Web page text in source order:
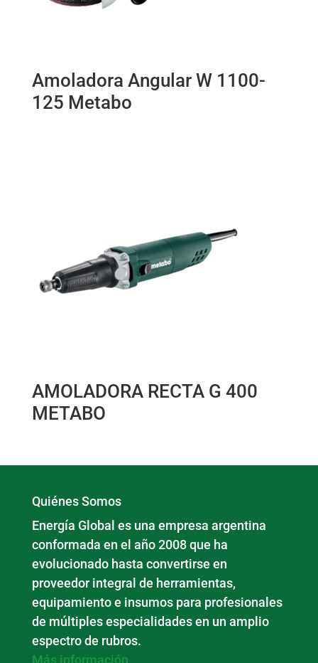
Amoladora Angular W 1100-
125 Metabo
AMOLADORA RECTA G 400
METABO
Quiénes Somos
Energía Global es una empresa argentina
conformada en el año 2008 que ha
evolucionado hasta convertirse en
proveedor integral de herramientas,
equipamiento e insumos para profesionales
de múltiples especialidades en un amplio
espectro de rubros.
Más información